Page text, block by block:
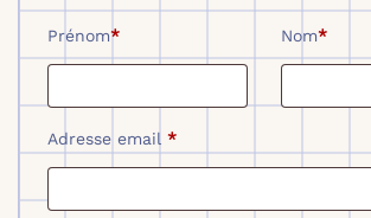
Prénom* Nom*
Adresse email *